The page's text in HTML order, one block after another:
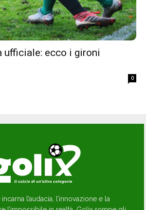
ufficiale: ecco i gironi
0
l’audacia, l’innovazione e la